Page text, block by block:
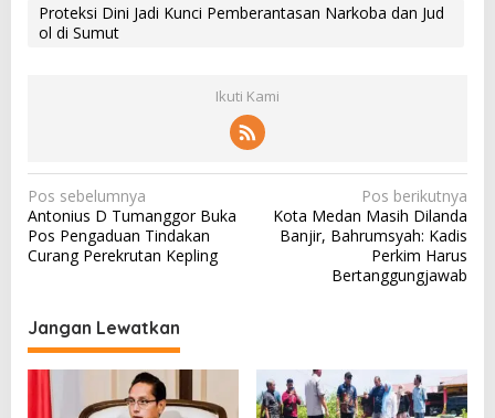
Proteksi Dini Jadi Kunci Pemberantasan Narkoba dan Jud
ol di Sumut
Ikuti Kami
N
a
v
g
a
s
Pos sebelumnya
Antonius D Tumanggor Buka
Pos Pengaduan Tindakan
Curang Perekrutan Kepling
Pos berikutnya
Kota Medan Masih Dilanda
Banjir, Bahrumsyah: Kadis
Perkim Harus
Bertanggungjawab
Jangan Lewatkan